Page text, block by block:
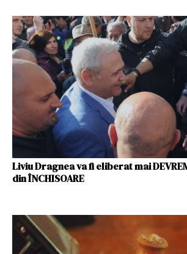
Liviu Dragnea va fi eliberat mai
din ÎNCHISOARE